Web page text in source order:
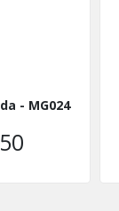
- MG024